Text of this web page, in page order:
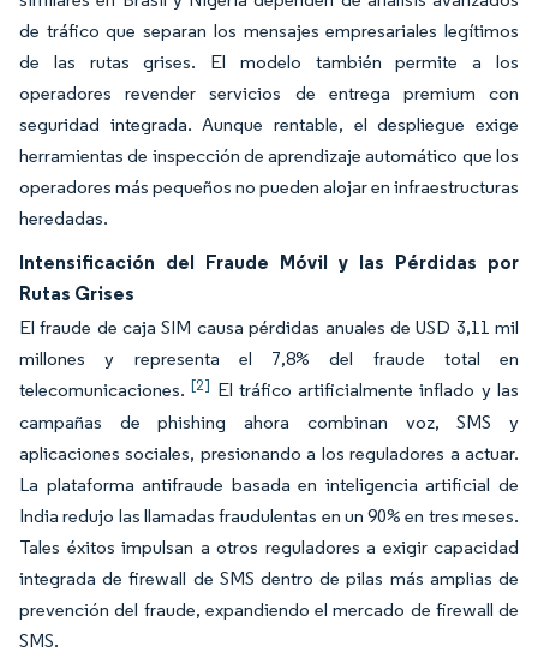
de tráfico que separan los mensajes empresariales legítimos
de las rutas grises. El modelo también permite a los
operadores revender servicios de entrega premium con
seguridad integrada. Aunque rentable, el despliegue exige
herramientas de inspección de aprendizaje automático que los
operadores más pequeños no pueden alojar en infraestructuras
heredadas.
Intensificación del Fraude Móvil y las Pérdidas por
Rutas Grises
El fraude de caja SIM causa pérdidas anuales de USD 3,11 mil
millones y representa el 7,8% del fraude total en
telecomunicaciones.[2] El tráfico artificialmente inflado y las
campañas de phishing ahora combinan voz, SMS y
aplicaciones sociales, presionando a los reguladores a actuar.
La plataforma antifraude basada en inteligencia artificial de
India redujo las llamadas fraudulentas en un 90% en tres meses.
Tales éxitos impulsan a otros reguladores a exigir capacidad
integrada de firewall de SMS dentro de pilas más amplias de
prevención del fraude, expandiendo el mercado de firewall de
SMS.